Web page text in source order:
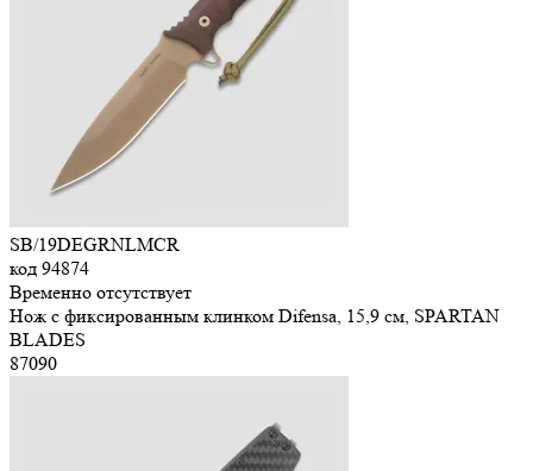
SB/19DEGRNLMCR
код 94874
Временно отсутствует
Нож с фиксированным клинком Difensa, 15,9 см, SPARTAN
BLADES
87090